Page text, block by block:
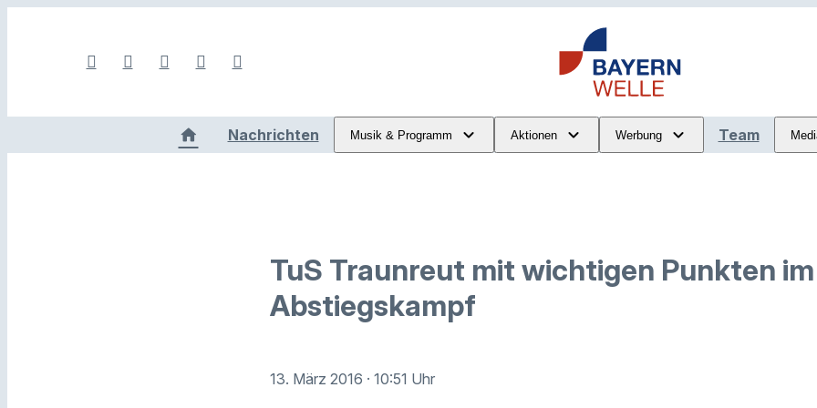
Nachrichten Musik & Programm Aktionen Werbung Team
TuS Traunreut mit wichtigen Punkten im
Abstiegskampf
13. März 2016 · 10:51 Uhr